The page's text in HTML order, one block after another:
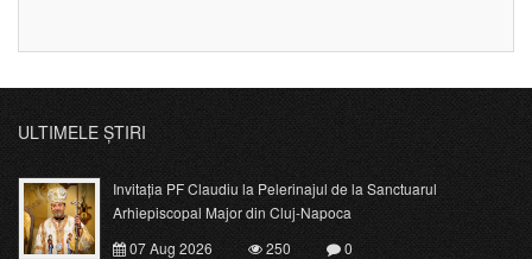
ULTIMELE ȘTIRI
Invitația PF Claudiu la Pelerinajul de la Sanctuarul
Arhiepiscopal Major din Cluj-Napoca
07 Aug 2026
250
0